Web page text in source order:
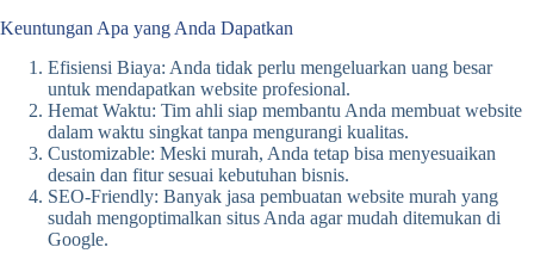
Keuntungan Apa yang Anda Dapatkan
Efisiensi Biaya: Anda tidak perlu mengeluarkan uang besar
untuk mendapatkan website profesional.
Hemat Waktu: Tim ahli siap membantu Anda membuat website
dalam waktu singkat tanpa mengurangi kualitas.
Customizable: Meski murah, Anda tetap bisa menyesuaikan
desain dan fitur sesuai kebutuhan bisnis.
SEO-Friendly: Banyak jasa pembuatan website murah yang
sudah mengoptimalkan situs Anda agar mudah ditemukan di
Google.